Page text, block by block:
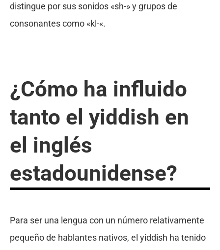
distingue por sus sonidos «sh-» y grupos de
consonantes como «kl-«.
¿Cómo ha influido
tanto el yiddish en
el inglés
estadounidense?
Para ser una lengua con un número relativamente
pequeño de hablantes nativos, el yiddish ha tenido